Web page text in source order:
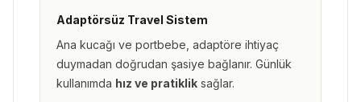
Adaptörsüz Travel Sistem
Ana kucağı ve portbebe, adaptöre ihtiyaç
duymadan doğrudan şasiye bağlanır. Günlük
kullanımda hız ve pratiklik sağlar.